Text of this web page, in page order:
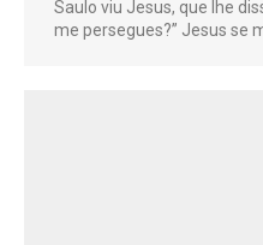
Saulo viu Jesus, que lhe
me persegues?” Jesus se